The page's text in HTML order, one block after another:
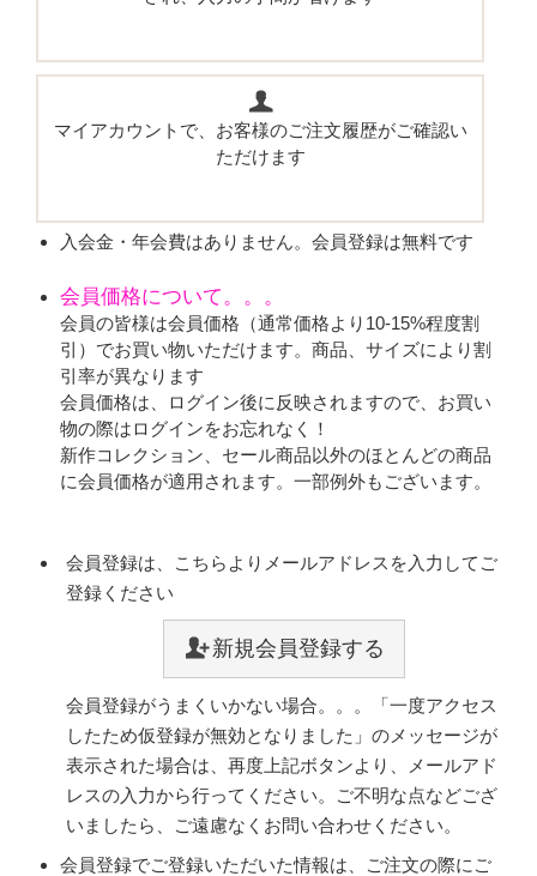
マイアカウントで、お客様のご注文履歴がご確認い
ただけます
入会金・年会費はありません。会員登録は無料です
会員価格について。。。
会員の皆様は会員価格（通常価格より10-15%程度割
引）でお買い物いただけます。商品、サイズにより割
引率が異なります
会員価格は、ログイン後に反映されますので、お買い
物の際はログインをお忘れなく！
新作コレクション、セール商品以外のほとんどの商品
に会員価格が適用されます。一部例外もございます。
会員登録は、こちらよりメールアドレスを入力してご
登録ください
新規会員登録する
会員登録がうまくいかない場合。。。「一度アクセス
したため仮登録が無効となりました」のメッセージが
表示された場合は、再度上記ボタンより、メールアド
レスの入力から行ってください。ご不明な点などござ
いましたら、ご遠慮なくお問い合わせください。
会員登録でご登録いただいた情報は、ご注文の際にご